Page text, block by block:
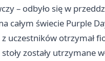
– odbyło się w
całym świecie Purple
z uczestników otrzymał
zostały utrzymane